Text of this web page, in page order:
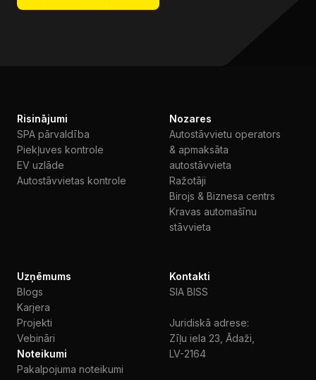
Risinājumi
SPA pārvaldība
Piekļuves kontrole
EV uzlāde
Autostāvvietas kontrole
Nozares
Autostāvvietu operators
& apmaksāta
autostāvvieta
Ražotāji
Birojs & Biznesa centrs
Kravas automašīnu
stāvvieta
Uzņēmums
Blogs
Karjera
Projekti
Vebināri
Noteikumi
Pakalpojuma noteikumi
Kontakti
SIA BISS
Juridiskā adrese:
Zīļu iela 23, Ādaži,
LV-2164